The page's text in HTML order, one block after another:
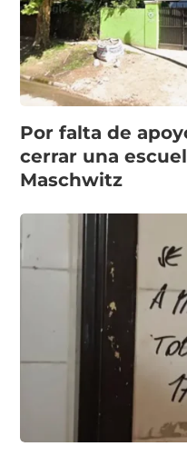
Por falta de
cerrar una
Maschwitz